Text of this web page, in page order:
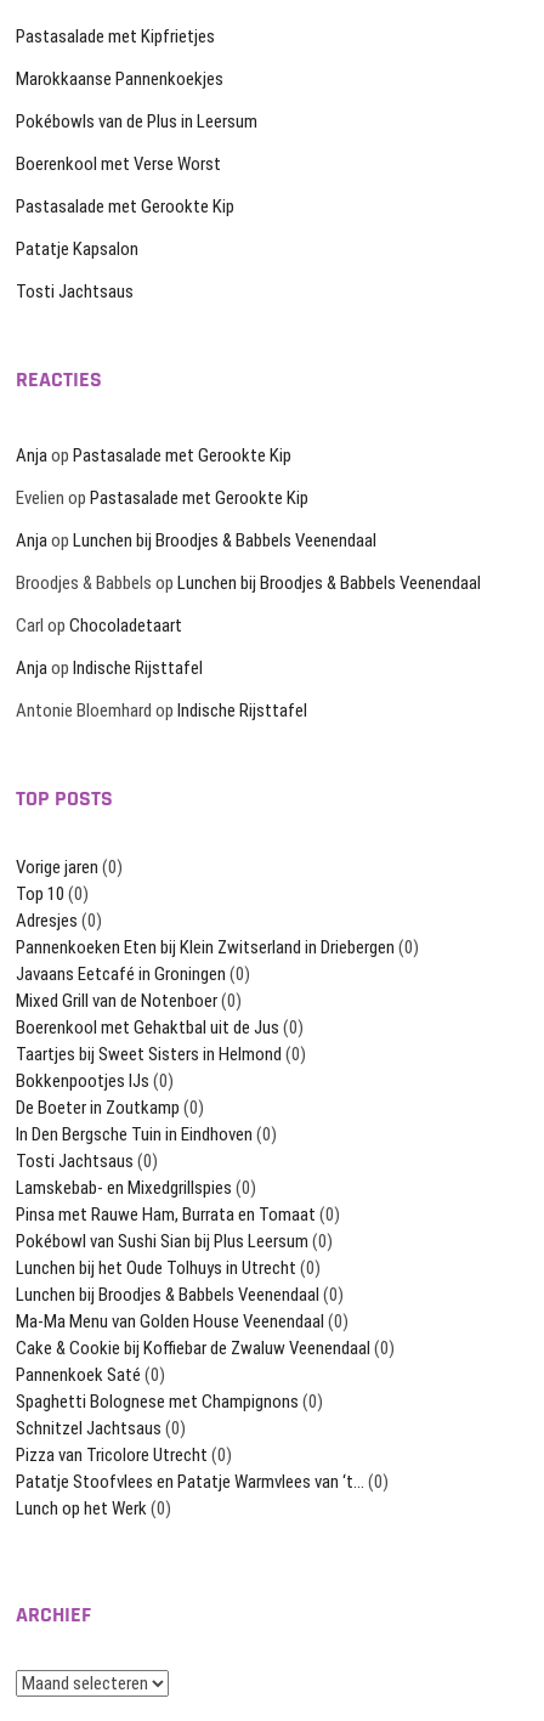
Pastasalade met Kipfrietjes
Marokkaanse Pannenkoekjes
Pokébowls van de Plus in Leersum
Boerenkool met Verse Worst
Pastasalade met Gerookte Kip
Patatje Kapsalon
Tosti Jachtsaus
REACTIES
AnjaopPastasalade met Gerookte Kip
Evelien opPastasalade met Gerookte Kip
AnjaopLunchen bij Broodjes & Babbels Veenendaal
Broodjes & Babbels opLunchen bij Broodjes & Babbels Veenendaal
Carl opChocoladetaart
AnjaopIndische Rijsttafel
Antonie Bloemhard opIndische Rijsttafel
TOP POSTS
Vorige jaren (0)
Top 10 (0)
Adresjes (0)
Pannenkoeken Eten bij Klein Zwitserland in Driebergen (0)
Javaans Eetcafé in Groningen (0)
Mixed Grill van de Notenboer(0)
Boerenkool met Gehaktbal uit de Jus (0)
Taartjes bij Sweet Sisters in Helmond (0)
Bokkenpootjes IJs (0)
De Boeter in Zoutkamp (0)
In Den Bergsche Tuin in Eindhoven (0)
Tosti Jachtsaus (0)
Lamskebab- en Mixedgrillspies (0)
Pinsa met Rauwe Ham, Burrata en Tomaat (0)
Pokébowl van Sushi Sian bij Plus Leersum (0)
Lunchen bij het Oude Tolhuys in Utrecht (0)
Lunchen bij Broodjes & Babbels Veenendaal (0)
Ma-Ma Menu van Golden House Veenendaal (0)
Cake & Cookie bij Koffiebar de Zwaluw Veenendaal (0)
Pannenkoek Saté (0)
Spaghetti Bolognese met Champignons (0)
Schnitzel Jachtsaus (0)
Pizza van Tricolore Utrecht (0)
Patatje Stoofvlees en Patatje Warmvlees van ‘t… (0)
Lunch op het Werk(0)
ARCHIEF
Archief